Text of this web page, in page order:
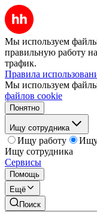
Мы используем
правильную работу
трафик.
Правила
Мы используем
файлов cookie
Понятно
Ищу сотрудника
Ищу работу
Ищу
Ищу сотрудника
Сервисы
Помощь
Ещё
Поиск